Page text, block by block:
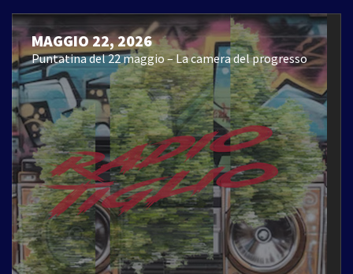
MAGGIO 22, 2026
Puntatina del 22 maggio – La camera del progresso